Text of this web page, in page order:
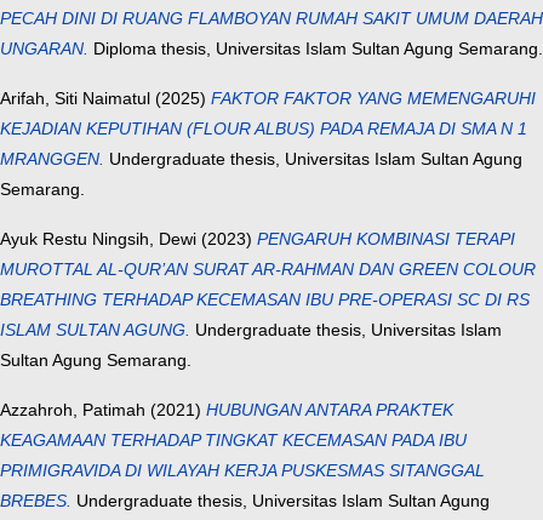
PECAH DINI DI RUANG FLAMBOYAN RUMAH SAKIT UMUM DAERAH
UNGARAN. Diploma thesis, Universitas Islam Sultan Agung Semarang.
Arifah, Siti Naimatul (2025) FAKTOR FAKTOR YANG MEMENGARUHI
KEJADIAN KEPUTIHAN (FLOUR ALBUS) PADA REMAJA DI SMA N 1
MRANGGEN. Undergraduate thesis, Universitas Islam Sultan Agung
Semarang.
Ayuk Restu Ningsih, Dewi (2023) PENGARUH KOMBINASI TERAPI
MUROTTAL AL-QUR’AN SURAT AR-RAHMAN DAN GREEN COLOUR
BREATHING TERHADAP KECEMASAN IBU PRE-OPERASI SC DI RS
ISLAM SULTAN AGUNG. Undergraduate thesis, Universitas Islam
Sultan Agung Semarang.
Azzahroh, Patimah (2021) HUBUNGAN ANTARA PRAKTEK
KEAGAMAAN TERHADAP TINGKAT KECEMASAN PADA IBU
PRIMIGRAVIDA DI WILAYAH KERJA PUSKESMAS SITANGGAL
BREBES. Undergraduate thesis, Universitas Islam Sultan Agung